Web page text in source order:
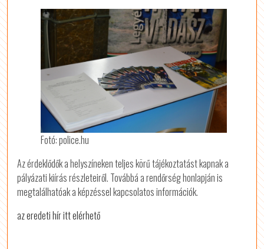
Fotó: police.hu
Az érdeklődők a helyszíneken teljes körű tájékoztatást kapnak a
pályázati kiírás részleteiről. Továbbá a rendőrség honlapján is
megtalálhatóak a képzéssel kapcsolatos információk.
az eredeti hír itt elérhető